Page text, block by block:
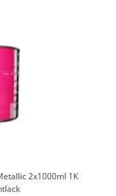
2x1000ml 1K